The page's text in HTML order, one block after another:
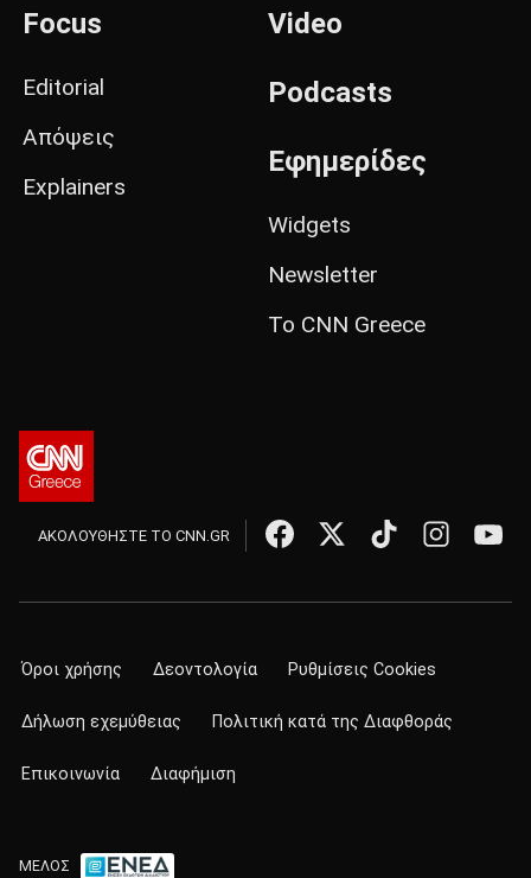
Focus
Editorial
Απόψεις
Explainers
Video
Podcasts
Εφημερίδες
Widgets
Newsletter
Το CNN Greece
ΑΚΟΛΟΥΘΗΣΤΕ ΤΟ CNN.GR
Όροι χρήσης Δεοντολογία Ρυθμίσεις Cookies
Δήλωση εχεμύθειας Πολιτική κατά της Διαφθοράς
Επικοινωνία Διαφήμιση
ΜΕΛΟΣ